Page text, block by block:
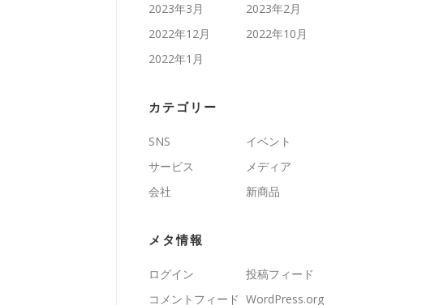
2023年3月
2023年2月
2022年12月
2022年10月
2022年1月
カテゴリー
SNS
イベント
サービス
メディア
会社
新商品
メタ情報
ログイン
投稿フィード
コメントフィード WordPress.org